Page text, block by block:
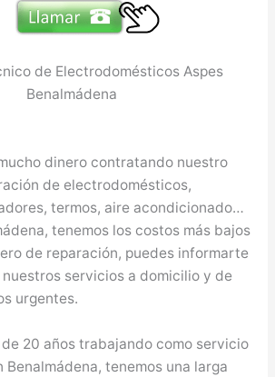
de Electrodomésticos Aspes
Benalmádena
dinero contratando nuestro
de electrodomésticos,
termos, aire acondicionado…
tenemos los costos más bajos
de reparación, puedes informarte
servicios a domicilio y de
urgentes.
de 20 años trabajando como servicio
Benalmádena, tenemos una larga